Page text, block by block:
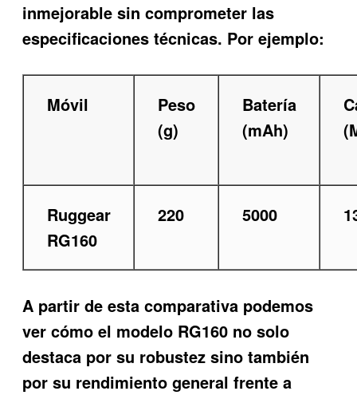
inmejorable sin comprometer las
especificaciones técnicas. Por ejemplo:
Móvil
Peso
(g)
Batería
(mAh)
Ruggear
RG160
220 5000
A partir de esta comparativa podemos
ver cómo el modelo RG160 no solo
destaca por su robustez sino también
por su rendimiento general frente a